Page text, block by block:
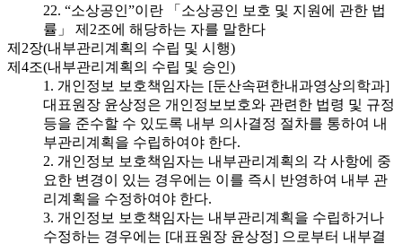
22. “소상공인”이란 「소상공인 보호 및 지원에 관한 법
률」 제2조에 해당하는 자를 말한다
제2장(내부관리계획의 수립 및 시행)
제4조(내부관리계획의 수립 및 승인)
1. 개인정보 보호책임자는 [둔산속편한내과영상의학과]
대표원장 윤상정은 개인정보보호와 관련한 법령 및 규정
등을 준수할 수 있도록 내부 의사결정 절차를 통하여 내
부관리계획을 수립하여야 한다.
2. 개인정보 보호책임자는 내부관리계획의 각 사항에 중
요한 변경이 있는 경우에는 이를 즉시 반영하여 내부 관
리계획을 수정하여야 한다.
3. 개인정보 보호책임자는 내부관리계획을 수립하거나
수정하는 경우에는 [대표원장 윤상정] 으로부터 내부결